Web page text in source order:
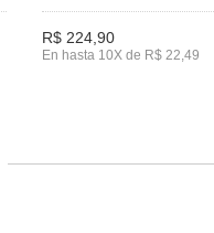
R$ 224,90
En hasta 10X de R$ 22,49